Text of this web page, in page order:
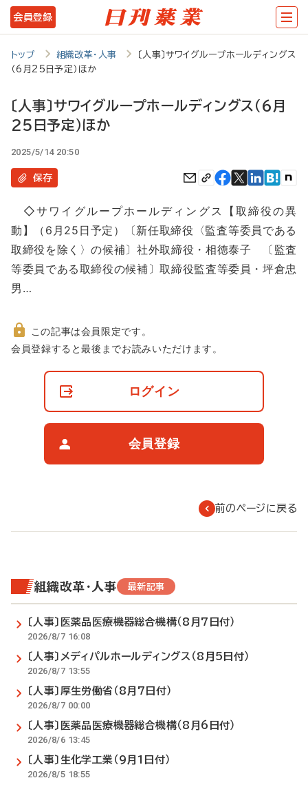
メ
イ
ツ
に
動
会員登録
トップ 組織改革・人事
〔人事〕サワイグループホールディングス
（6月25日予定）ほか
〔人事〕サワイグループホールディングス（6月
25日予定）ほか
2025/5/14 20:50
保存
◇サワイグループホールディングス【取締役の異
動】（6月25日予定）〔新任取締役〈監査等委員である
取締役を除く〉の候補〕社外取締役・相徳泰子 〔監査
等委員である取締役の候補〕取締役監査等委員・坪倉忠
男…
非
この記事は会員限定です。
会員登録すると最後までお読みいただけます。
ログイン
会員登録
前のページに戻る
組織改革・人事 最新記事
〔人事〕医薬品医療機器総合機構（8月7日付）
2026/8/7 16:08
〔人事〕メディパルホールディングス（8月5日付）
2026/8/7 13:55
〔人事〕厚生労働省（8月7日付）
2026/8/7 00:00
〔人事〕医薬品医療機器総合機構（8月6日付）
2026/8/6 13:45
〔人事〕生化学工業（9月1日付）
2026/8/5 18:55